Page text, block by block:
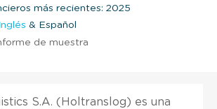
más recientes: 2025
& Español
de muestra
S.A. (Holtranslog) es una